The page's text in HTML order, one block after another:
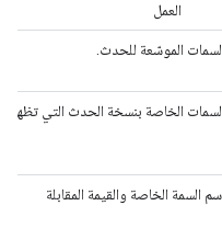
العمل
الموسّعة للحدث.
الخاصة بنسخة الحدث التي تظهر
السمة الخاصة والقيمة المقابلة